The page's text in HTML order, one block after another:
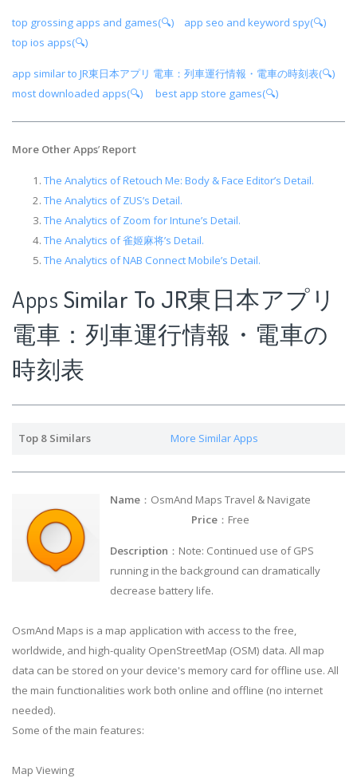
top grossing apps and games(🔍)
app seo and keyword spy(🔍)
top ios apps(🔍)
app similar to JR東日本アプリ 電車：列車運行情報・電車の時刻表(🔍)
most downloaded apps(🔍)
best app store games(🔍)
More Other Apps’ Report
The Analytics of Retouch Me: Body & Face Editor’s Detail.
The Analytics of ZUS’s Detail.
The Analytics of Zoom for Intune’s Detail.
The Analytics of 雀姬麻将’s Detail.
The Analytics of NAB Connect Mobile’s Detail.
Apps Similar To JR東日本アプリ
電車：列車運行情報・電車の
時刻表
Top 8 Similars More Similar Apps
Name ：OsmAnd Maps Travel & Navigate
Price ：Free
Description ：Note: Continued use of GPS
running in the background can dramatically
decrease battery life.
OsmAnd Maps is a map application with access to the free,
worldwide, and high-quality OpenStreetMap (OSM) data. All map
data can be stored on your device's memory card for offline use. All
the main functionalities work both online and offline (no internet
needed).
Some of the main features:
Map Viewing